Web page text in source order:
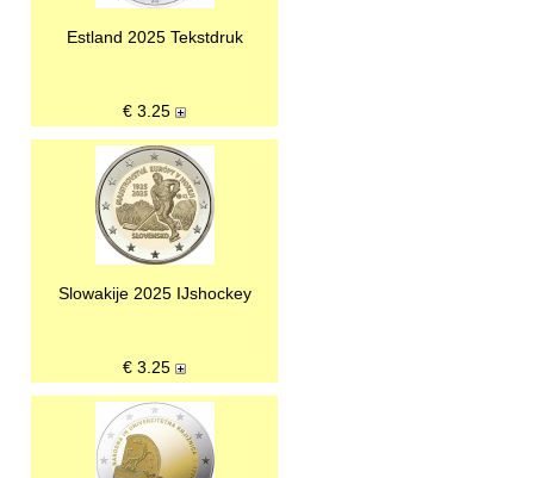
Estland 2025 Tekstdruk
€ 3.25
Slowakije 2025 IJshockey
€ 3.25